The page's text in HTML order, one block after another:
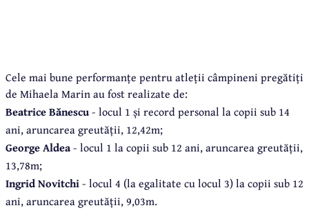
Cele mai bune performanțe pentru atleții câmpineni pregătiți
de Mihaela Marin au fost realizate de:
Beatrice Bănescu- locul 1 și record personal la copii sub 14
ani, aruncarea greutății, 12,42m;
George Aldea- locul 1 la copii sub 12 ani, aruncarea greutății,
13,78m;
Ingrid Novitchi- locul 4 (la egalitate cu locul 3) la copii sub 12
ani, aruncarea greutății, 9,03m.